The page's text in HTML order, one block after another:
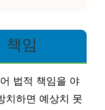
책임
법적 책임을 야
치하면 예상치 못